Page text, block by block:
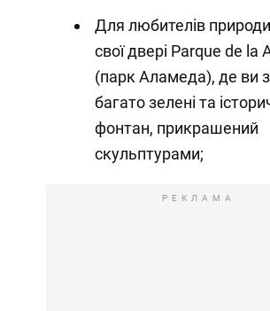
Для любителів
свої двері Parque de la
(парк Аламеда), де ви
багато зелені та
фонтан, прикрашений
скульптурами;
РЕКЛАМА